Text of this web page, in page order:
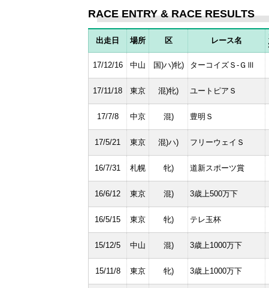
RACE ENTRY & RACE RESULTS
出走日 場所 区 レース名
17/12/16 中山 国)ハ)牝) ターコイズＳ-ＧⅢ
17/11/18 東京 混)牝) ユートピアＳ
17/7/8 中京 混) 豊明Ｓ
17/5/21 東京 混)ハ) フリーウェイＳ
16/7/31 札幌 牝) 道新スポーツ賞
16/6/12 東京 混) 3歳上500万下
16/5/15 東京 牝) テレ玉杯
15/12/5 中山 混) 3歳上1000万下
15/11/8 東京 牝) 3歳上1000万下